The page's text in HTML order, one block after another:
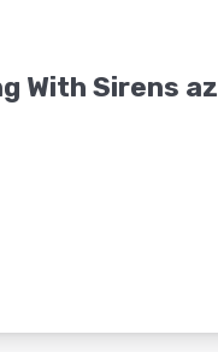
With Sirens az